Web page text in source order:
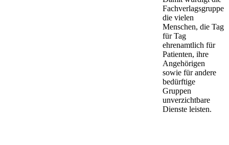
Fachverlagsgruppe
die vielen
Menschen, die Tag
für Tag
ehrenamtlich für
Patienten, ihre
Angehörigen
sowie für andere
bedürftige
Gruppen
unverzichtbare
Dienste leisten.